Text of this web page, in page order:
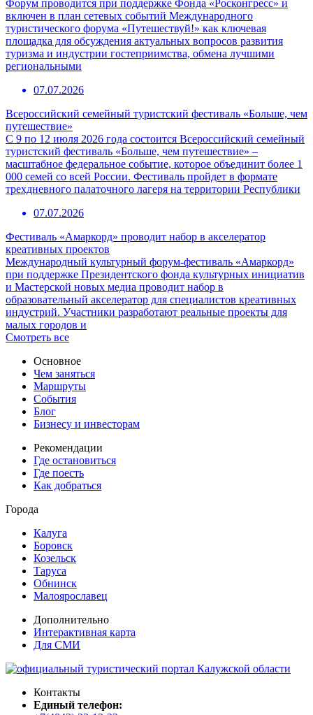
Форум проводится при поддержке Фонда «Росконгресс» и
включен в план сетевых событий Международного
туристического форума «Путешествуй!» как ключевая
площадка для обсуждения актуальных вопросов развития
туризма и индустрии гостеприимства, обмена лучшими
региональными
07.07.2026
Всероссийский семейный туристский фестиваль «Больше, чем
путешествие»
С 9 по 12 июля 2026 года состоится Всероссийский семейный
туристский фестиваль «Больше, чем путешествие» –
масштабное федеральное событие, которое объединит более 1
000 семей со всей России. Фестиваль пройдет в формате
трехдневного палаточного лагеря на территории Республики
07.07.2026
Фестиваль «Амаркорд» проводит набор в акселератор
креативных проектов
Международный культурный форум-фестиваль «Амаркорд»
при поддержке Президентского фонда культурных инициатив
и Мастерской новых медиа проводит набор в
образовательный акселератор для специалистов креативных
индустрий. Участники разработают реальные проекты для
малых городов и
Смотреть все
Основное
Чем заняться
Маршруты
События
Блог
Бизнесу и инвесторам
Рекомендации
Где остановиться
Где поесть
Как добраться
Города
Калуга
Боровск
Козельск
Таруса
Обнинск
Малоярославец
Дополнительно
Интерактивная карта
Для СМИ
Контакты
Единый телефон: